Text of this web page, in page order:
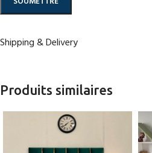
Shipping & Delivery
Produits similaires